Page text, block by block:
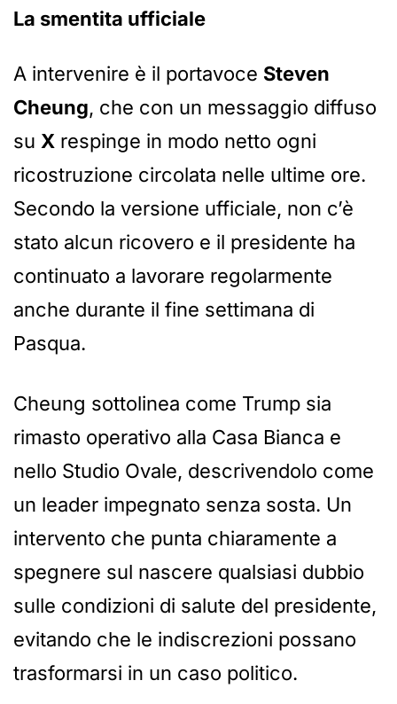
La smentita ufficiale
A intervenire è il portavoce Steven
Cheung, che con un messaggio diffuso
su X respinge in modo netto ogni
ricostruzione circolata nelle ultime ore.
Secondo la versione ufficiale, non c’è
stato alcun ricovero e il presidente ha
continuato a lavorare regolarmente
anche durante il fine settimana di
Pasqua.
Cheung sottolinea come Trump sia
rimasto operativo alla Casa Bianca e
nello Studio Ovale, descrivendolo come
un leader impegnato senza sosta. Un
intervento che punta chiaramente a
spegnere sul nascere qualsiasi dubbio
sulle condizioni di salute del presidente,
evitando che le indiscrezioni possano
trasformarsi in un caso politico.